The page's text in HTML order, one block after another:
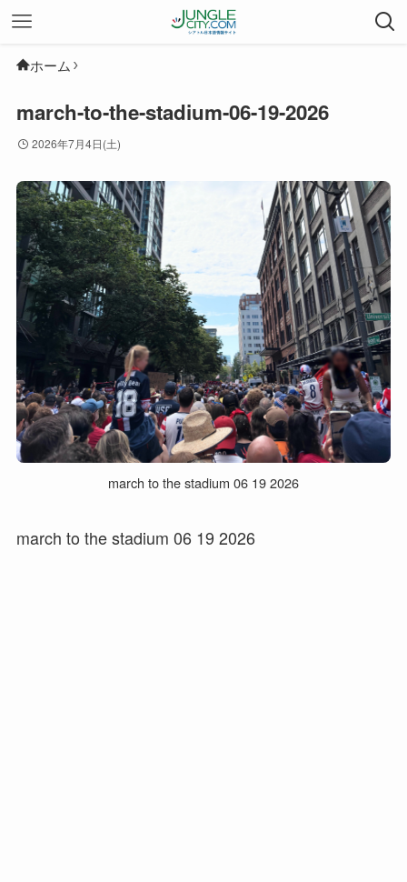
ホーム
march-to-the-stadium-06-19-2026
2026年7月4日(土)
march to the stadium 06 19 2026
march to the stadium 06 19 2026